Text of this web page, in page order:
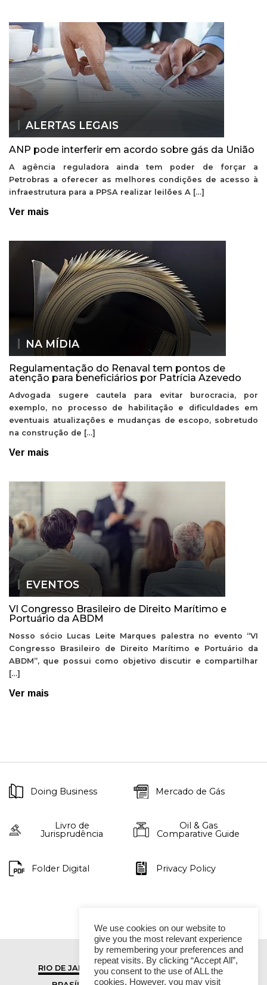
ALERTAS LEGAIS
ANP pode interferir em acordo sobre gás da União
A agência reguladora ainda tem poder de forçar a
Petrobras a oferecer as melhores condições de acesso à
infraestrutura para a PPSA realizar leilões A […]
Ver mais
NA MÍDIA
Regulamentação do Renaval tem pontos de
atenção para beneficiários por Patrícia Azevedo
Advogada sugere cautela para evitar burocracia, por
exemplo, no processo de habilitação e dificuldades em
eventuais atualizações e mudanças de escopo, sobretudo
na construção de […]
Ver mais
EVENTOS
VI Congresso Brasileiro de Direito Marítimo e
Portuário da ABDM
Nosso sócio Lucas Leite Marques palestra no evento “VI
Congresso Brasileiro de Direito Marítimo e Portuário da
ABDM”, que possui como objetivo discutir e compartilhar
[…]
Ver mais
Doing Business Mercado de Gás
Livro de
Jurisprudência
Oil & Gas
Comparative Guide
Folder Digital Privacy Policy
RIO DE JANEIRO
SÃO PAULO
We use cookies on our website to
give you the most relevant experience
by remembering your preferences and
repeat visits. By clicking “Accept All”,
you consent to the use of ALL the
cookies. However, you may visit